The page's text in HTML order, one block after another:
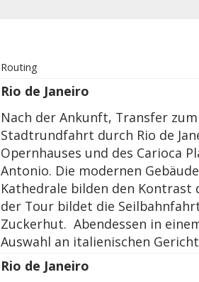
Routing
Rio de Janeiro
Nach der Ankunft, Transfer
Stadtrundfahrt durch Rio de
Opernhauses und des Carioca
Antonio. Die modernen
Kathedrale bilden den Kontrast
der Tour bildet die
Zuckerhut. Abendessen in
Auswahl an italienischen
Rio de Janeiro